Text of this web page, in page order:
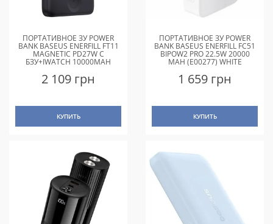
ПОРТАТИВНОЕ ЗУ POWER
BANK BASEUS ENERFILL FT11
MAGNETIC PD27W С
БЗУ+IWATCH 10000MAH
BLACK
2 109 грн
КУПИТЬ
ПОРТАТИВНОЕ ЗУ POWER
BANK BASEUS ENERFILL FC51
BIPOW2 PRO 22.5W 20000
MAH (E00277) WHITE
1 659 грн
КУПИТЬ